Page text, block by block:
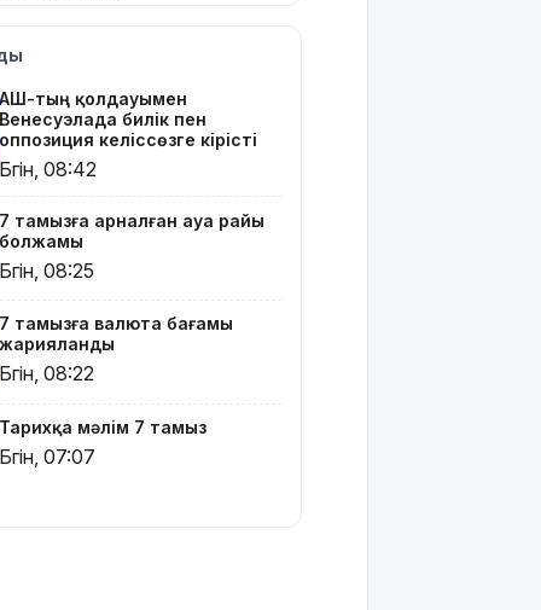
майонез
жасырылған
телефон
тәркіленді
жас
жұбайлардың
тойы
іске
ұласты
2028
жылғы
сайлау:
АҚШ-тың қолдауымен
Венесуэлада билік пен
оппозиция келіссөзге кірісті
Бүгін, 08:42
7 тамызға арналған ауа райы
болжамы
Бүгін, 08:25
7 тамызға валюта бағамы
жарияланды
Бүгін, 08:22
Тарихқа мәлім 7 тамыз
Бүгін, 07:07